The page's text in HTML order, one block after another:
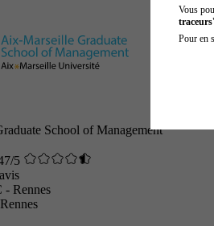
School of Management
5
Vous
traceurs
Pour en